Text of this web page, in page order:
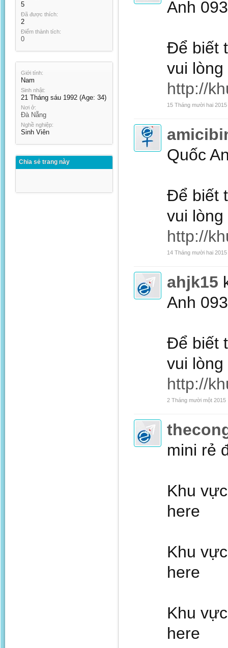
5
Đã được thích:
2
Điểm thành tích:
0
Giới tính:
Nam
Sinh nhật:
21 Tháng sáu 1992 (Age: 34)
Nơi ở:
Đà Nẵng
Nghề nghiệp:
Sinh Viên
Chia sẻ trang này
Anh
Để biết
vui
http://
15 Tháng mười hai 2015
Quốc
Để biết
vui
http://
14 Tháng mười hai 2015
ahjk15
Anh
Để biết
vui
http://
2 Tháng mười một 2015
mini rẻ
Khu
here
Khu
here
Khu
here